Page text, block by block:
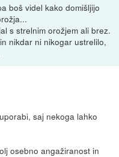
boš videl kako domišljijo
s strelnim orožjem ali brez.
nikdar ni nikogar ustrelilo,
saj nekoga lahko
osebno angažiranost in